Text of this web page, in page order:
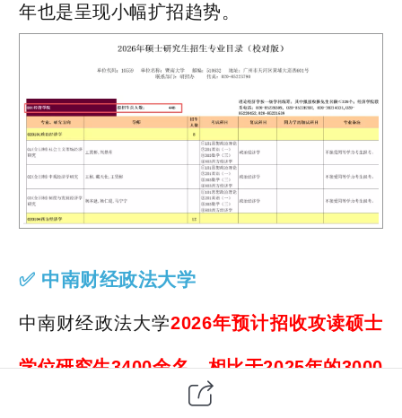
年也是呈现小幅扩招趋势。
✅ 中南财经政法大学
中南财经政法大学2026年预计招收攻读硕士
学位研究生3400余名，相比于2025年的3000